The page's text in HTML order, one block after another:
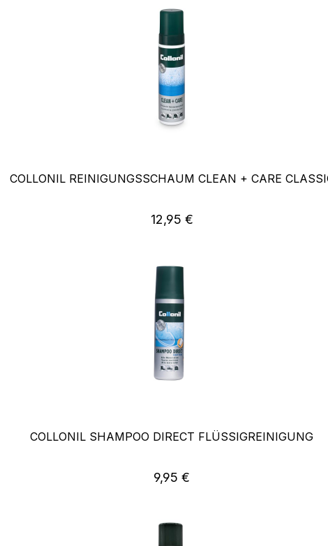
COLLONIL REINIGUNGSSCHAUM CLEAN + CARE
Regulärer Preis:
12,95 €
COLLONIL SHAMPOO DIRECT FLÜSSIGREINIGUNG
Regulärer Preis:
9,95 €